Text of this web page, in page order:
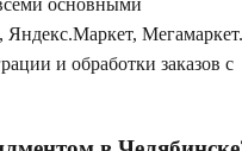
основными
Яндекс.Маркет, Мегамаркет.
и обработки заказов с